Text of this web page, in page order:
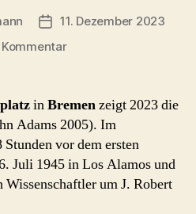
Beitragsdatum
11. Dezember 2023
Kommentarzu
Bremen
2023
inBremenzeigt 2023 die
Adams 2005). Im
vor dem ersten
Juli 1945 in Los Alamos und
um J. Robert